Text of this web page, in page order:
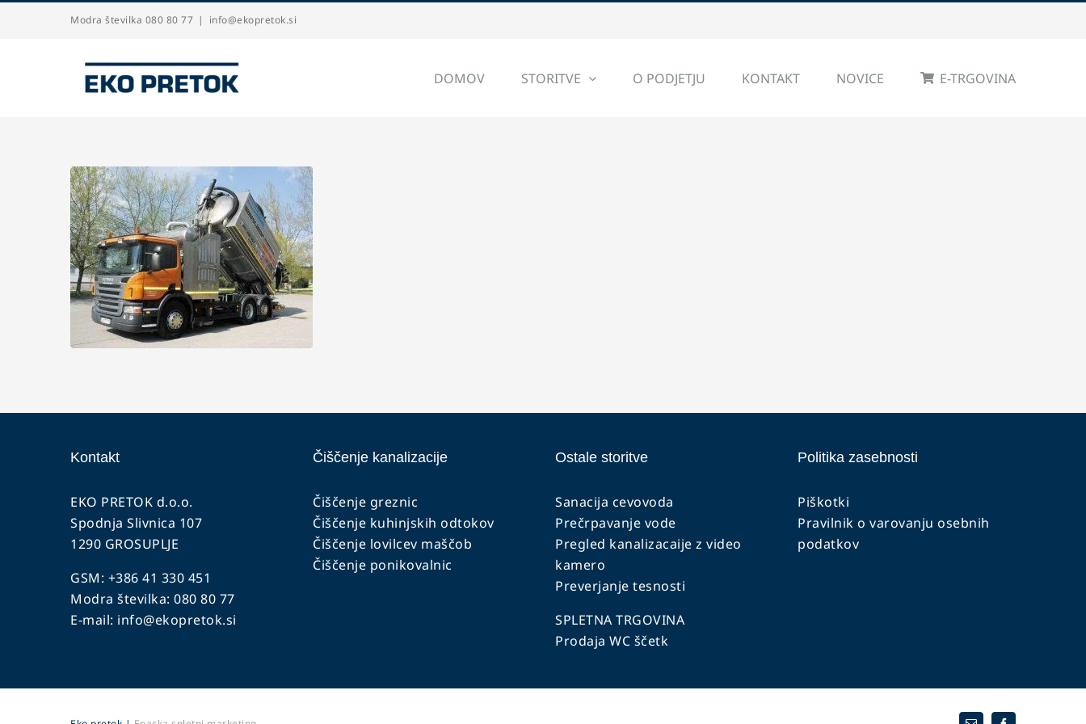
Modra številka 080 80 77 | info@ekopretok.si
DOMOV STORITVE O PODJETJU KONTAKT NOVICE E-TRGOVINA
Kontakt
EKO PRETOK d.o.o.
Spodnja Slivnica 107
1290 GROSUPLJE
GSM: +386 41 330 451
Modra številka: 080 80 77
E-mail: info@ekopretok.si
Čiščenje kanalizacije
Čiščenje greznic
Čiščenje kuhinjskih odtokov
Čiščenje lovilcev maščob
Čiščenje ponikovalnic
Ostale storitve
Sanacija cevovoda
Prečrpavanje vode
Pregled kanalizacaije z video
kamero
Preverjanje tesnosti
SPLETNA TRGOVINA
Prodaja WC ščetk
Politika zasebnosti
Piškotki
Pravilnik o varovanju osebnih
podatkov